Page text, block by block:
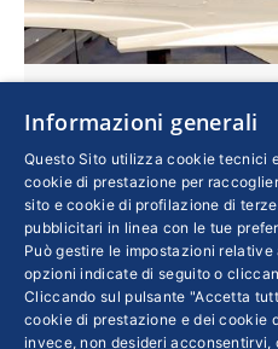
I modelli di Absolute
all’estero proponendo
tecnologia e bellezza.
piacentina ha vinto la
direttore commerciale
Informazioni generali
Questo Sito utilizza cookie tecnici
cookie di prestazione per
sito e cookie di profilazione di
pubblicitari in linea con le tue
Può gestire le impostazioni
opzioni indicate di seguito o
Cliccando sul pulsante "Accetta
cookie di prestazione e dei cookie
invece, non desideri acconsentirvi,